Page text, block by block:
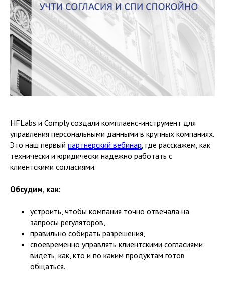
HFLabs и Comply создали комплаенс-инструмент для
управления персональными данными в крупных компаниях.
Это наш первый партнерский вебинар, где расскажем, как
технически и юридически надежно работать с
клиентскими согласиями.
Обсудим, как:
устроить, чтобы компания точно отвечала на
запросы регуляторов,
правильно собирать разрешения,
своевременно управлять клиентскими согласиями:
видеть, как, кто и по каким продуктам готов
общаться.